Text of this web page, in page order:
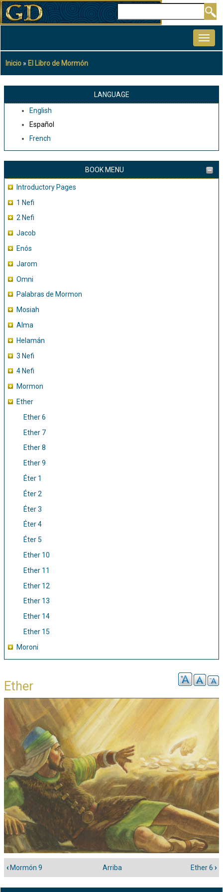
Pasar
al
principal
Sobrescribir
enlaces
ayuda
navegación
Inicio El Libro de Mormón
LANGUAGE
English
Español
French
BOOK MENU
Introductory Pages
1 Nefi
2 Nefi
Jacob
Enós
Jarom
Omni
Palabras de Mormon
Mosiah
Alma
Helamán
3 Nefi
4 Nefi
Mormon
Ether
Ether 6
Ether 7
Ether 8
Ether 9
Éter 1
Éter 2
Éter 3
Éter 4
Éter 5
Ether 10
Ether 11
Ether 12
Ether 13
Ether 14
Ether 15
Moroni
Ether
Enlaces
transversales
‹Mormón 9 Arriba Ether 6 ›